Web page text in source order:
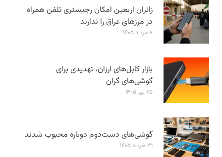
زائران اربعین امکان رجیستری تلفن همراه
در مرزهای عراق را ندارند
۸ مرداد ۱۴۰۵
بازار کابل‌های ارزان، تهدیدی برای
گوشی‌های گران
۲۵ تیر ۱۴۰۵
گوشی‌های دست‌دوم دوباره محبوب شدند
۳۱ خرداد ۱۴۰۵